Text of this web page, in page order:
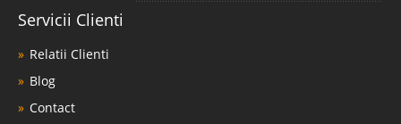
Servicii Clienti
Relatii Clienti
Blog
Contact